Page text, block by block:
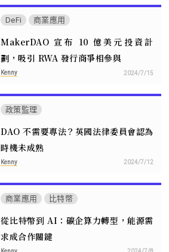
DeFi 商業應用
MakerDAO 宣布 10 億美元投資計
劃，吸引 RWA 發行商爭相參與
Kenny 2024/7/15
政策監理
DAO 不需要專法？英國法律委員會認為
時機未成熟
Kenny 2024/7/12
商業應用 比特幣
從比特幣到 AI：礦企算力轉型，能源需
求成合作關鍵